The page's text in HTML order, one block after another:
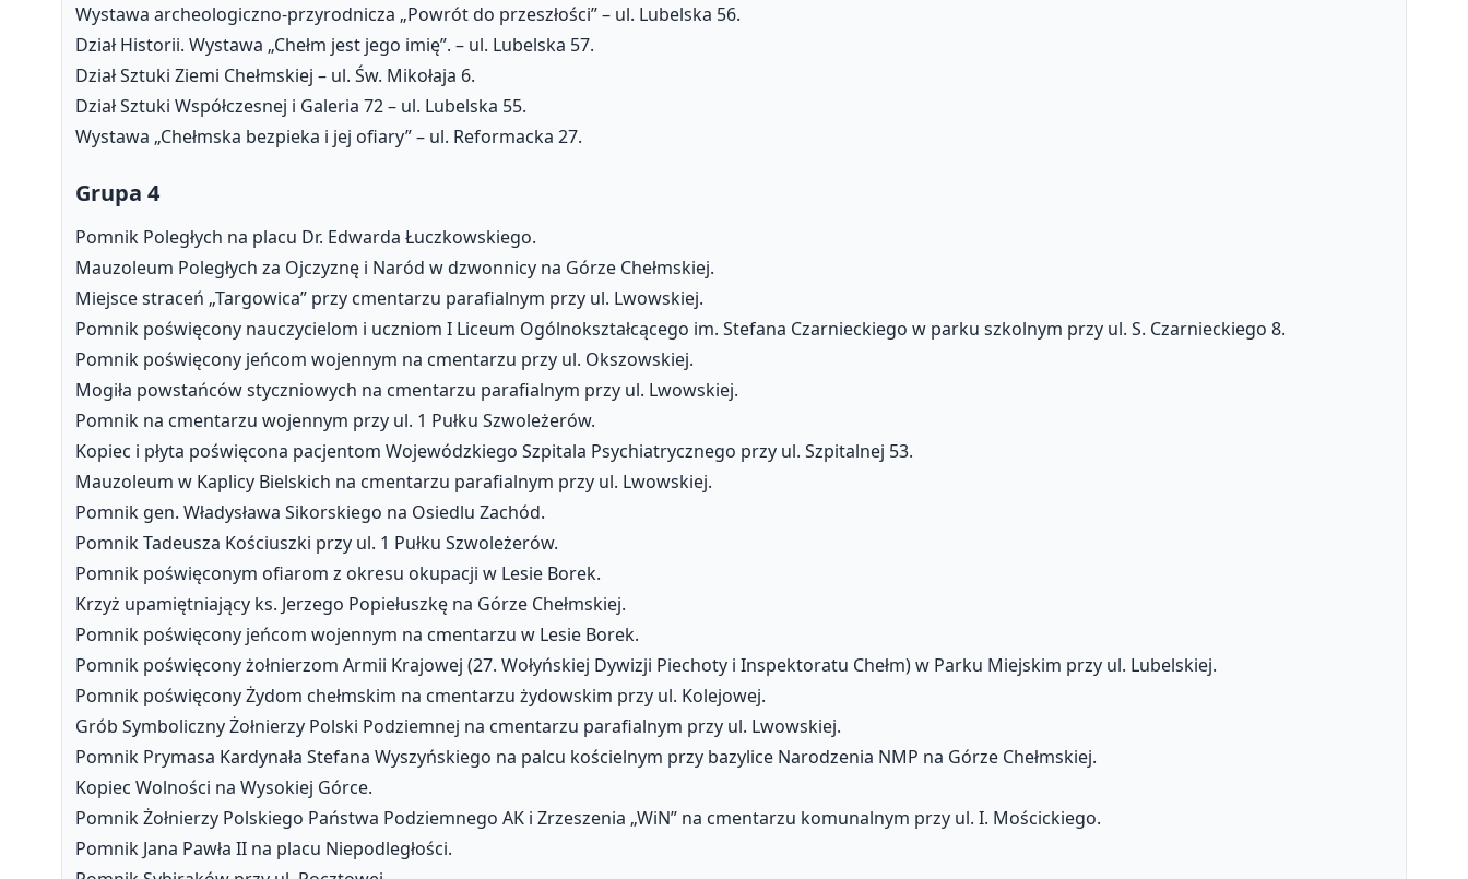
Wystawa archeologiczno-przyrodnicza „Powrót do przeszłości” – ul. Lubelska 56.
Dział Historii. Wystawa „Chełm jest jego imię”. – ul. Lubelska 57.
Dział Sztuki Ziemi Chełmskiej – ul. Św. Mikołaja 6.
Dział Sztuki Współczesnej i Galeria 72 – ul. Lubelska 55.
Wystawa „Chełmska bezpieka i jej ofiary” – ul. Reformacka 27.
Grupa 4
Pomnik Poległych na placu Dr. Edwarda Łuczkowskiego.
Mauzoleum Poległych za Ojczyznę i Naród w dzwonnicy na Górze Chełmskiej.
Miejsce straceń „Targowica” przy cmentarzu parafialnym przy ul. Lwowskiej.
Pomnik poświęcony nauczycielom i uczniom I Liceum Ogólnokształcącego im. Stefana Czarnieckiego w parku szkolnym przy ul. S. Czarnieckiego 8.
Pomnik poświęcony jeńcom wojennym na cmentarzu przy ul. Okszowskiej.
Mogiła powstańców styczniowych na cmentarzu parafialnym przy ul. Lwowskiej.
Pomnik na cmentarzu wojennym przy ul. 1 Pułku Szwoleżerów.
Kopiec i płyta poświęcona pacjentom Wojewódzkiego Szpitala Psychiatrycznego przy ul. Szpitalnej 53.
Mauzoleum w Kaplicy Bielskich na cmentarzu parafialnym przy ul. Lwowskiej.
Pomnik gen. Władysława Sikorskiego na Osiedlu Zachód.
Pomnik Tadeusza Kościuszki przy ul. 1 Pułku Szwoleżerów.
Pomnik poświęconym ofiarom z okresu okupacji w Lesie Borek.
Krzyż upamiętniający ks. Jerzego Popiełuszkę na Górze Chełmskiej.
Pomnik poświęcony jeńcom wojennym na cmentarzu w Lesie Borek.
Pomnik poświęcony żołnierzom Armii Krajowej (27. Wołyńskiej Dywizji Piechoty i Inspektoratu Chełm) w Parku Miejskim przy ul. Lubelskiej.
Pomnik poświęcony Żydom chełmskim na cmentarzu żydowskim przy ul. Kolejowej.
Grób Symboliczny Żołnierzy Polski Podziemnej na cmentarzu parafialnym przy ul. Lwowskiej.
Pomnik Prymasa Kardynała Stefana Wyszyńskiego na palcu kościelnym przy bazylice Narodzenia NMP na Górze Chełmskiej.
Kopiec Wolności na Wysokiej Górce.
Pomnik Żołnierzy Polskiego Państwa Podziemnego AK i Zrzeszenia „WiN” na cmentarzu komunalnym przy ul. I. Mościckiego.
Pomnik Jana Pawła II na placu Niepodległości.